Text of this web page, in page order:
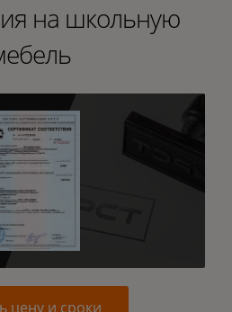
на школьную
цену и сроки